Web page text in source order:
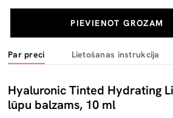
PIEVIENOT GROZAM
Par preci Lietošanas instrukcija
Hyaluronic Tinted Hydrating
lūpu balzams, 10 ml